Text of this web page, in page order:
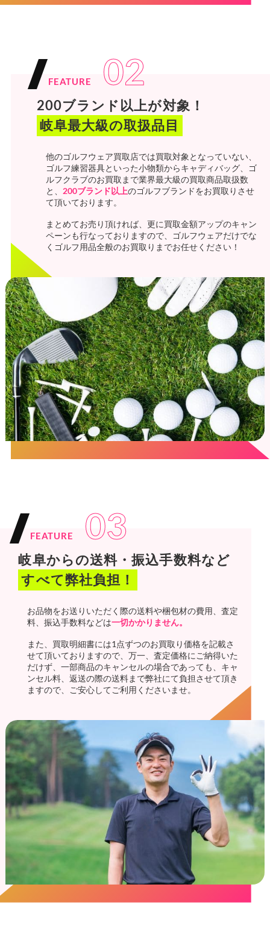
FEATURE 02
200ブランド以上が対象！
岐阜最大級の取扱品目
他のゴルフウェア買取店では買取対象となっていない、
ゴルフ練習器具といった小物類からキャディバッグ、ゴ
ルフクラブのお買取まで業界最大級の買取商品取扱数
と、 200ブランド以上のゴルフブランドをお買取りさせ
て頂いております。
まとめてお売り頂ければ、更に買取金額アップのキャン
ペーンも行なっておりますので、ゴルフウェアだけでな
くゴルフ用品全般のお買取りまでお任せください！
FEATURE 03
岐阜からの送料・振込手数料など
すべて弊社負担！
お品物をお送りいただく際の送料や梱包材の費用、査定
料、振込手数料などは一切かかりません。
また、買取明細書には1点ずつのお買取り価格を記載さ
せて頂いておりますので、万一、査定価格にご納得いた
だけず、一部商品のキャンセルの場合であっても、キャ
ンセル料、返送の際の送料まで弊社にて負担させて頂き
ますので、ご安心してご利用くださいませ。